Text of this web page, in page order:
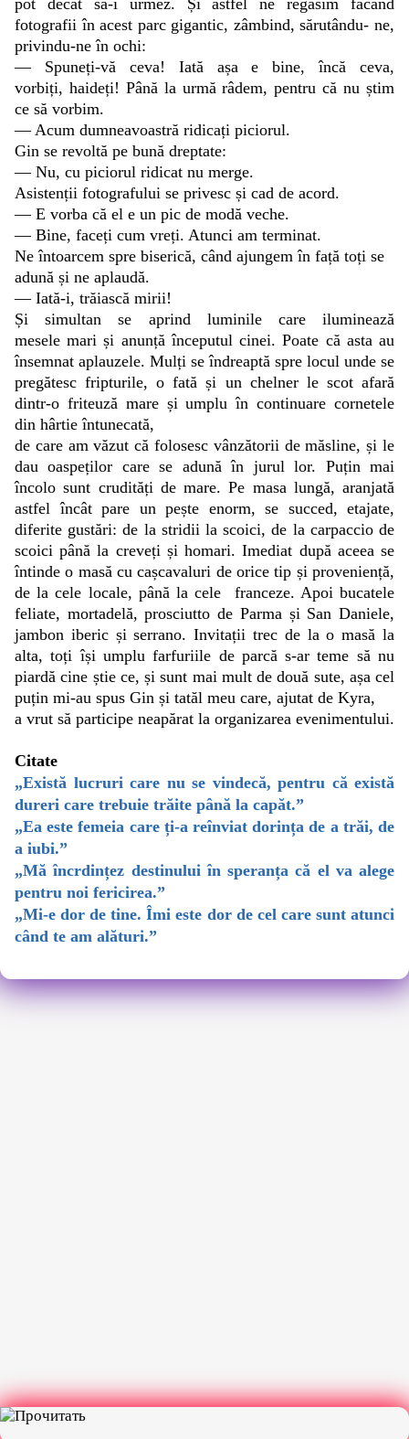
pot decât să-i urmez. Și astfel ne regăsim făcând
fotografii în acest parc gigantic, zâmbind, sărutându- ne,
privindu-ne în ochi:
— Spuneți-vă ceva! Iată așa e bine, încă ceva,
vorbiți, haideți! Până la urmă râdem, pentru că nu știm
ce să vorbim.
— Acum dumneavoastră ridicați piciorul.
Gin se revoltă pe bună dreptate:
— Nu, cu piciorul ridicat nu merge.
Asistenții fotografului se privesc și cad de acord.
— E vorba că el e un pic de modă veche.
— Bine, faceți cum vreți. Atunci am terminat.
Ne întoarcem spre biserică, când ajungem în față toți se
adună și ne aplaudă.
— Iată-i, trăiască mirii!
Și simultan se aprind luminile care iluminează
mesele mari și anunță începutul cinei. Poate că asta au
însemnat aplauzele. Mulți se îndreaptă spre locul unde se
pregătesc fripturile, o fată și un chelner le scot afară
dintr-o friteuză mare și umplu în continuare cornetele
din hârtie întunecată,
de care am văzut că folosesc vânzătorii de măsline, și le
dau oaspeților care se adună în jurul lor. Puțin mai
încolo sunt crudități de mare. Pe masa lungă, aranjată
astfel încât pare un pește enorm, se succed, etajate,
diferite gustări: de la stridii la scoici, de la carpaccio de
scoici până la creveți și homari. Imediat după aceea se
întinde o masă cu cașcavaluri de orice tip și proveniență,
de la cele locale, până la cele franceze. Apoi bucatele
feliate, mortadelă, prosciutto de Parma și San Daniele,
jambon iberic și serrano. Invitații trec de la o masă la
alta, toți își umplu farfuriile de parcă s-ar teme să nu
piardă cine știe ce, și sunt mai mult de două sute, așa cel
puțin mi-au spus Gin și tatăl meu care, ajutat de Kyra,
a vrut să participe neapărat la organizarea evenimentului.
Citate
„Există lucruri care nu se vindecă, pentru că există
dureri care trebuie trăite până la capăt.”
„Ea este femeia care ți-a reînviat dorința de a trăi, de
a iubi.”
„Mă încrdințez destinului în speranța că el va alege
pentru noi fericirea.”
„Mi-e dor de tine. Îmi este dor de cel care sunt atunci
când te am alături.”